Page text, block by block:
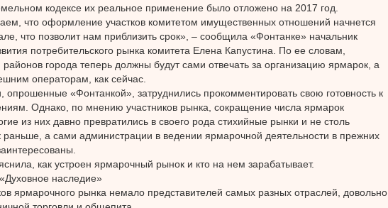
кодексе их реальное применение было отложено на 2017 год.
что оформление участков комитетом имущественных отношений начнется
что позволит нам приблизить срок», – сообщила «Фонтанке» начальник
потребительского рынка комитета Елена Капустина. По ее словам,
города теперь должны будут сами отвечать за организацию ярмарок, а
операторам, как сейчас.
опрошенные «Фонтанкой», затруднились прокомментировать свою готовность к
Однако, по мнению участников рынка, сокращение числа ярмарок
из них давно превратились в своего рода стихийные рынки и не столь
раньше, а сами администрации в ведении ярмарочной деятельности в прежних
как устроен ярмарочный рынок и кто на нем зарабатывает.
наследие»
ярмарочного рынка немало представителей самых разных отраслей, довольно